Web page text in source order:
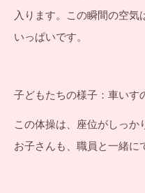
入ります。この瞬間の空
いっぱいです。
子どもたちの様子：車いす
この体操は、座位がしっか
お子さんも、職員と一緒に